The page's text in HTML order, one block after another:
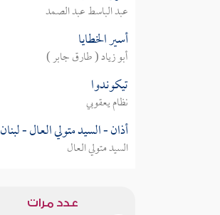
عبد الباسط عبد الصمد
أسير الخطايا
أبو زياد ( طارق جابر )
تيكوندوا
نظام يعقوبي
أذان - السيد متولي العال - لبنان
السيد متولي العال
عدد مرات